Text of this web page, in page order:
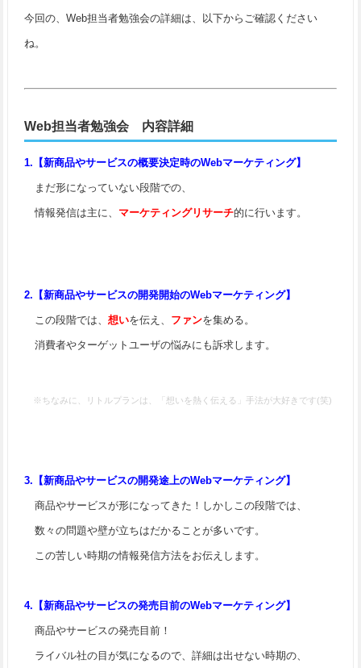
今回の、Web担当者勉強会の詳細は、以下からご確認ください
ね。
Web担当者勉強会 内容詳細
1.【新商品やサービスの概要決定時のWebマーケティング】
まだ形になっていない段階での、
情報発信は主に、 マーケティングリサーチ的に行います。
2.【新商品やサービスの開発開始のWebマーケティング】
この段階では、 想いを伝え、 ファンを集める。
消費者やターゲットユーザの悩みにも訴求します。
※ちなみに、リトルプランは、「想いを熱く伝える」手法が大好きです(笑)
3.【新商品やサービスの開発途上のWebマーケティング】
商品やサービスが形になってきた！しかしこの段階では、
数々の問題や壁が立ちはだかることが多いです。
この苦しい時期の情報発信方法をお伝えします。
4.【新商品やサービスの発売目前のWebマーケティング】
商品やサービスの発売目前！
ライバル社の目が気になるので、詳細は出せない時期の、